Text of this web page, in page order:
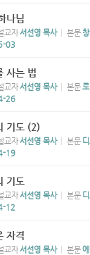
나님
교자서선영 목사 본문
03
사는 법
교자서선영 목사 본문
26
기도 (2)
교자서선영 목사 본문
19
기도
교자서선영 목사 본문
12
자격
교자서선영 목사 본문